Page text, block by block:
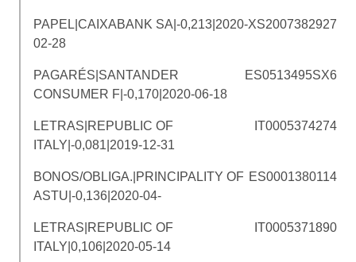
PAPEL|CAIXABANK SA|-0,213|2020-
02-28
XS2007382927
PAGARÉS|SANTANDER
CONSUMER F|-0,170|2020-06-18
ES0513495SX6
LETRAS|REPUBLIC OF
ITALY|-0,081|2019-12-31
IT0005374274
BONOS/OBLIGA.|PRINCIPALITY OF
ASTU|-0,136|2020-04-
ES0001380114
LETRAS|REPUBLIC OF
ITALY|0,106|2020-05-14
IT0005371890